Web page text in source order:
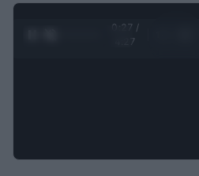
0:28 /
4:27